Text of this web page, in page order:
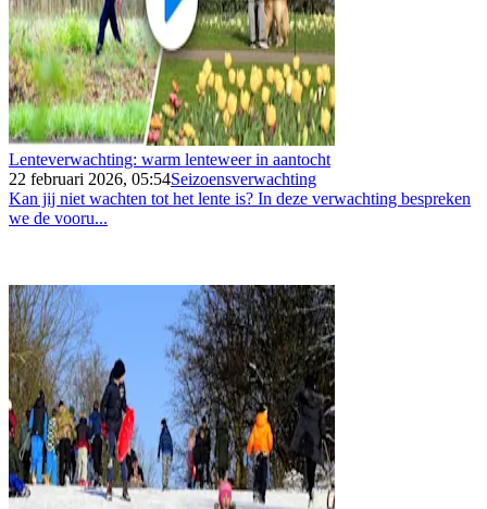
Lenteverwachting: warm lenteweer in aantocht
22 februari 2026, 05:54Seizoensverwachting
Kan jij niet wachten tot het lente is? In deze verwachting bespreken
we de vooru...